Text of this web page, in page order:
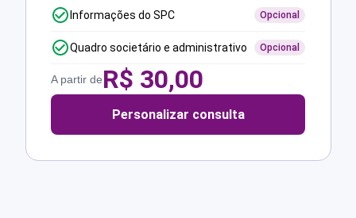
Informações do SPC Opcional
Quadro societário e administrativo Opcional
A partir deR$ 30,00
Personalizar consulta